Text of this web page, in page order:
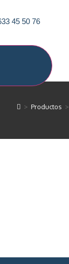
45 50 76
> Productos >